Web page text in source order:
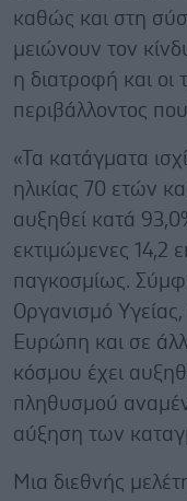
καθώς και στη
μειώνουν τον
η διατροφή και οι
περιβάλλοντος
«Τα κατάγματα
ηλικίας 70 ετών
αυξηθεί κατά
εκτιμώμενες 14,2
παγκοσμίως.
Οργανισμό
Ευρώπη και σε
κόσμου έχει
πληθυσμού
αύξηση των
Μια διεθνής